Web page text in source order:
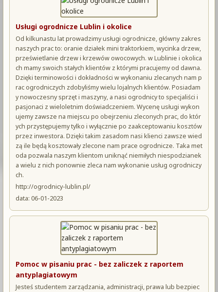
Usługi ogrodnicze Lublin i okolice
Od kilkunastu lat prowadzimy usługi ogrodnicze, główny zakres
naszych prac to: oranie działek mini traktorkiem, wycinka drzew,
prześwietlanie drzew i krzewów owocowych. w Lublinie i okolica
ch mamy swoich stałych klientów z którymi pracujemy od dawna.
Dzięki terminowości i dokładności w wykonaniu zlecanych nam p
rac ogrodniczych zdobyliśmy wielu lojalnych klientów. Posiadam
y nowoczesny sprzęt i maszyny, a nasi ogrodnicy to specjaliści i
pasjonaci z wieloletnim doświadczeniem. Wycenę usługi wykon
ujemy zawsze na miejscu po obejrzeniu zleconych prac, do któr
ych przystępujemy tylko i wyłącznie po zaakceptowaniu kosztów
przez inwestora. Dzięki takim zasadom nasi klienci zawsze wied
zą ile będą kosztowały zlecone nam prace ogrodnicze. Taka met
oda pozwala naszym klientom uniknąć niemiłych niespodzianek
a wielu z nich ponownie zleca nam wykonanie usług ogrodniczy
ch.
http://ogrodnicy-lublin.pl/
data: 06-01-2023
Pomoc w pisaniu prac - bez zaliczek z raportem
antyplagiatowym
Jesteś studentem zarządzania, administracji, prawa lub bezpiec